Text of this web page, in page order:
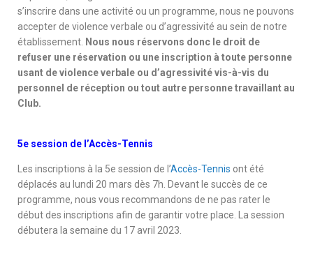
s’inscrire dans une activité ou un programme, nous ne pouvons
accepter de violence verbale ou d’agressivité au sein de notre
établissement. Nous nous réservons donc le droit de
refuser une réservation ou une inscription à toute personne
usant de violence verbale ou d’agressivité vis-à-vis du
personnel de réception ou tout autre personne travaillant au
Club.
5e session de l’Accès-Tennis
Les inscriptions à la 5e session de l’Accès-Tennis ont été
déplacés au lundi 20 mars dès 7h. Devant le succès de ce
programme, nous vous recommandons de ne pas rater le
début des inscriptions afin de garantir votre place. La session
débutera la semaine du 17 avril 2023.